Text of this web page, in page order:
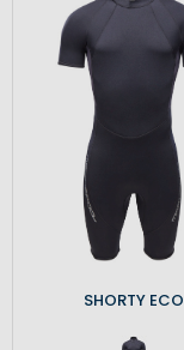
SHORTY ECO